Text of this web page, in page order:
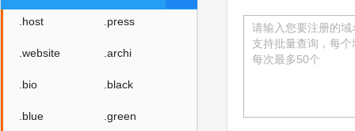
.host .press
.website .archi
.bio .black
.blue .green